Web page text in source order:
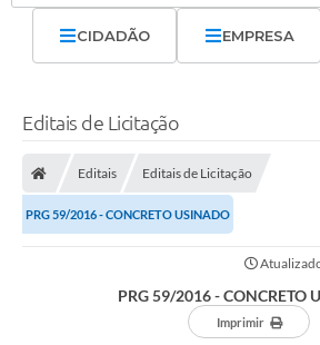
CIDADÃO EMPRESA
Editais de Licitação
Editais Editais de Licitação
PRG 59/2016 - CONCRETO USINADO
PRG 59/2016 - CONCRETO
Imprimir